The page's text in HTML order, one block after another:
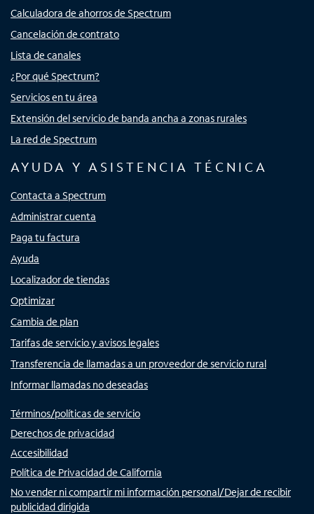
Calculadora de ahorros de Spectrum
Cancelación de contrato
Lista de canales
¿Por qué Spectrum?
Servicios en tu área
Extensión del servicio de banda ancha a zonas rurales
La red de Spectrum
AYUDA Y ASISTENCIA TÉCNICA
Contacta a Spectrum
Administrar cuenta
Paga tu factura
Ayuda
Localizador de tiendas
Optimizar
Cambia de plan
Tarifas de servicio y avisos legales
Transferencia de llamadas a un proveedor de servicio rural
Informar llamadas no deseadas
Términos/políticas de servicio
Derechos de privacidad
Accesibilidad
Política de Privacidad de California
No vender ni compartir mi información personal/Dejar de recibir
publicidad dirigida